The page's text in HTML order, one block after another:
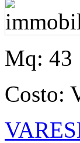
Mq: 43
Costo: